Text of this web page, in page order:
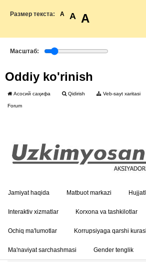
Размер текста: A A A
Масштаб:
Oddiy ko'rinish
Асосий саҳифа Qidirish Veb-sayt xaritasi
Forum
Jamiyat haqida Matbuot markazi
Interaktiv xizmatlar Korxona va tashkilotlar
Ochiq ma'lumotlar Korrupsiyaga qarshi
Ma'naviyat sarchashmasi Gender tenglik